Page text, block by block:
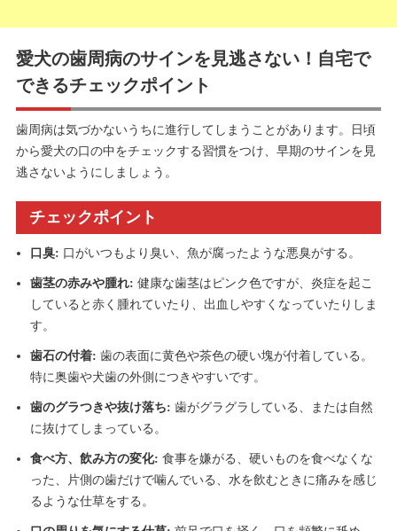
愛犬の歯周病のサインを見逃さない！自宅で
できるチェックポイント
歯周病は気づかないうちに進行してしまうことがあります。日頃
から愛犬の口の中をチェックする習慣をつけ、早期のサインを見
逃さないようにしましょう。
チェックポイント
口臭: 口がいつもより臭い、魚が腐ったような悪臭がする。
歯茎の赤みや腫れ: 健康な歯茎はピンク色ですが、炎症を起こ
していると赤く腫れていたり、出血しやすくなっていたりしま
す。
歯石の付着: 歯の表面に黄色や茶色の硬い塊が付着している。
特に奥歯や犬歯の外側につきやすいです。
歯のグラつきや抜け落ち: 歯がグラグラしている、または自然
に抜けてしまっている。
食べ方、飲み方の変化: 食事を嫌がる、硬いものを食べなくな
った、片側の歯だけで噛んでいる、水を飲むときに痛みを感じ
るような仕草をする。